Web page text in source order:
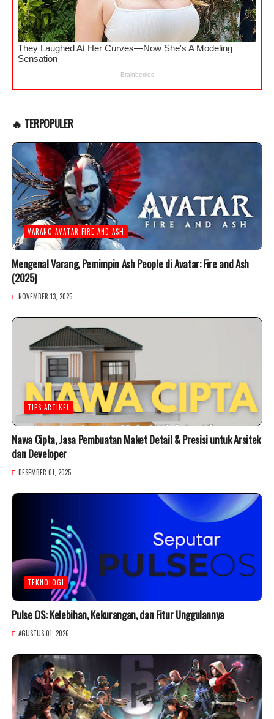
🔥 TERPOPULER
VARANG AVATAR FIRE AND ASH
Mengenal Varang, Pemimpin Ash People di Avatar: Fire and Ash
(2025)
NOVEMBER 13, 2025
TIPS ARTIKEL
Nawa Cipta, Jasa Pembuatan Maket Detail & Presisi untuk Arsitek
dan Developer
DESEMBER 01, 2025
TEKNOLOGI
Pulse OS: Kelebihan, Kekurangan, dan Fitur Unggulannya
AGUSTUS 01, 2026